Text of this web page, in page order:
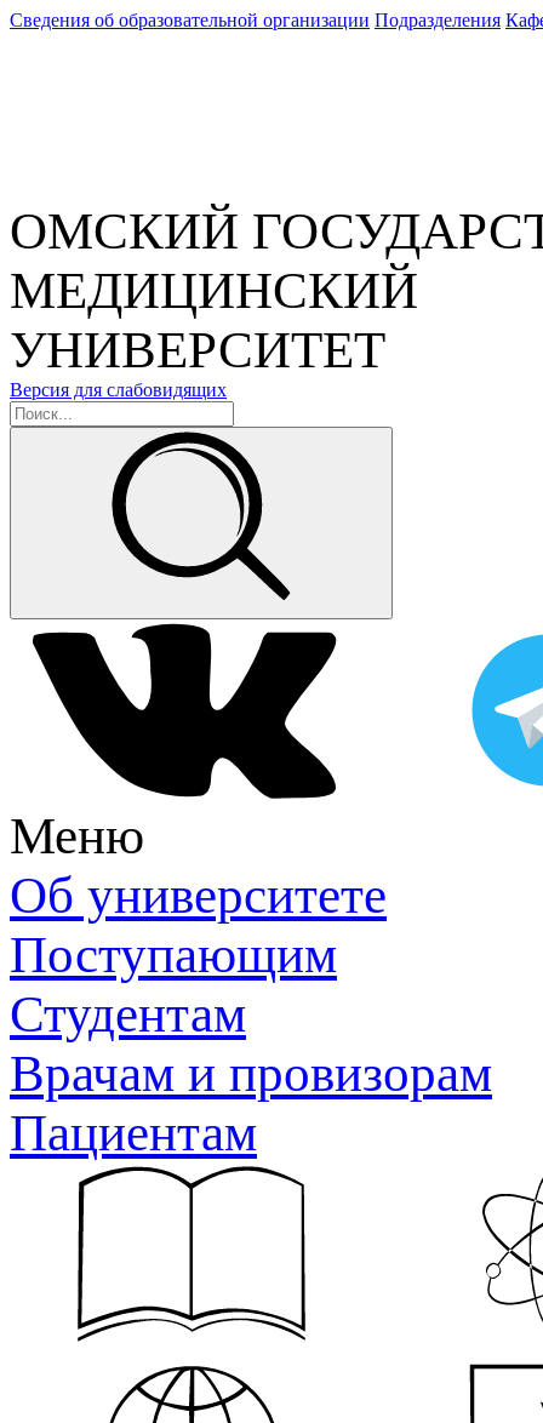
Сведения об образовательной организации Подразделения
ОМСКИЙ
МЕДИЦИНСКИЙ
УНИВЕРСИТЕТ
Версия для слабовидящих
Меню
Об университете
Поступающим
Студентам
Врачам и провизорам
Пациентам